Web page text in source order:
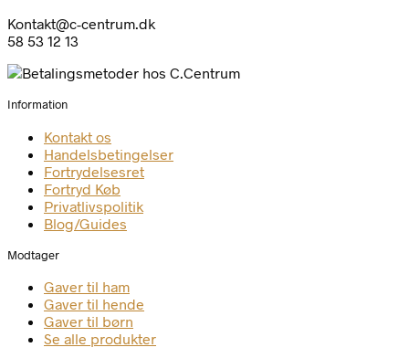
Kontakt@c-centrum.dk
58 53 12 13
Information
Kontakt os
Handelsbetingelser
Fortrydelsesret
Fortryd Køb
Privatlivspolitik
Blog/Guides
Modtager
Gaver til ham
Gaver til hende
Gaver til børn
Se alle produkter